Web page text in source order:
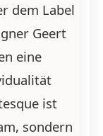
dem Label
Geert
eine
ist
sondern